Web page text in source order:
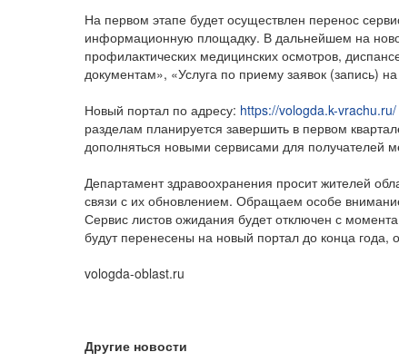
На первом этапе будет осуществлен перенос
информационную площадку. В дальнейшем на
профилактических медицинских осмотров,
документам», «Услуга по приему заявок (запись)
Новый портал по адресу: https://vologda.k-vrachu.ru/
разделам планируется завершить в первом
дополняться новыми сервисами для получателей
Департамент здравоохранения просит жителей
связи с их обновлением. Обращаем особе
Сервис листов ожидания будет отключен с
будут перенесены на новый портал до конца года,
vologda-oblast.ru
Другие новости